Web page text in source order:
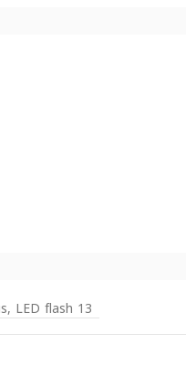
13 MP, 4128 x 3096 pixels, autofocus, LED flash